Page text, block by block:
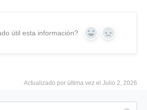
útil esta información? Yes No
Actualizado por última vez el Julio 2, 2026